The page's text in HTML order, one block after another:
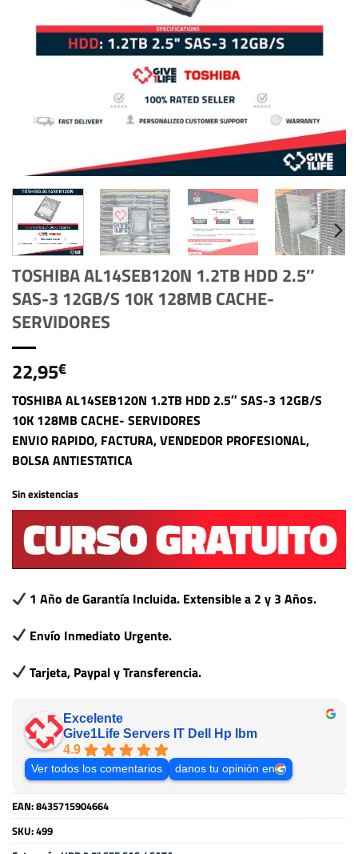
TOSHIBA AL14SEB120N 1.2TB HDD 2.5″
SAS-3 12GB/S 10K 128MB CACHE-
SERVIDORES
22,95€
TOSHIBA AL14SEB120N 1.2TB HDD 2.5″ SAS-3 12GB/S
10K 128MB CACHE- SERVIDORES
ENVIO RAPIDO, FACTURA, VENDEDOR PROFESIONAL,
BOLSA ANTIESTATICA
Sin existencias
1 Año de Garantía Incluida. Extensible a 2 y 3 Años.
Envío Inmediato Urgente.
Tarjeta, Paypal y Transferencia.
Excelente
Give1Life Servers IT Dell Hp Ibm
4.9
Ver todos los comentarios danos tu opinión en
EAN:8435715904664
SKU:499